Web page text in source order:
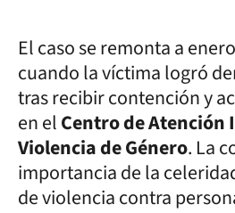
El caso se remonta a
cuando la víctima logró
tras recibir contención y
en elCentro de Atención
Violencia de Género. La
importancia de la
de violencia contra